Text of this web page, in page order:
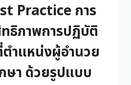
Practice การ
ธิภาพการปฏิบัติ
ำแหน่งผู้อำนวย
ษา ด้วยรูปแบบ